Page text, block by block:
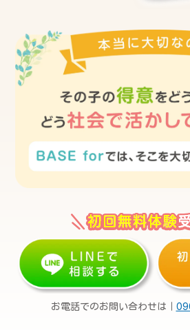
お電話でのお問い合わせは｜